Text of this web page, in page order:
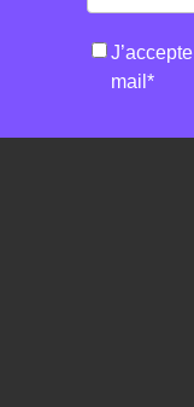
RGPD*
mail *